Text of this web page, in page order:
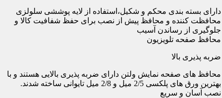
دارای بسته بندی محکم و شکیل،استفاده از لایه پوششی سلولزی
محافظت کننده و محافظ پیش از نصب برای حفظ شفافیت کالا و
جلوگیری از رساندن آسیب
محافظ صفحه تلویزیون
ضربه پذیری بالا
محافظ های صفحه نمایش ولتن دارای ضربه پذیری بالایی هستند و با
بهترین ورق های پلکسی 2/5 میل و 2/8 میل تایوانی ساخته شدند.
نصب آسان و سریع